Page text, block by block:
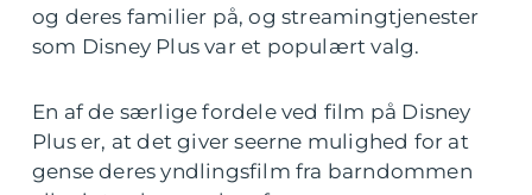
og deres familier på, og streamingtjenester
som Disney Plus var et populært valg.
En af de særlige fordele ved film på Disney
Plus er, at det giver seerne mulighed for at
gense deres yndlingsfilm fra barndommen